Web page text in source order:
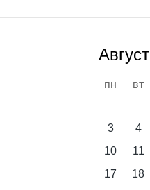
Август
пн вт
3
4
10
11
17
18